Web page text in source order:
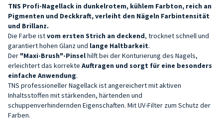
TNS Profi-Nagellack in dunkelrotem, kühlem Farbton, reich an
Pigmenten und Deckkraft, verleiht den Nägeln Farbintensität
und Brillanz.
Die Farbe istvom ersten Strich an deckend, trocknet schnell und
garantiert hohen Glanz und lange Haltbarkeit.
Der "Maxi-Brush"-Pinselhilft bei der Konturierung des Nagels,
erleichtert das korrekte Auftragen und sorgt für eine besonders
einfache Anwendung.
TNS professioneller Nagellack ist angereichert mit aktiven
Inhaltsstoffen mit stärkenden, härtenden und
schuppenverhindernden Eigenschaften. Mit UV-Filter zum Schutz der
Farben.